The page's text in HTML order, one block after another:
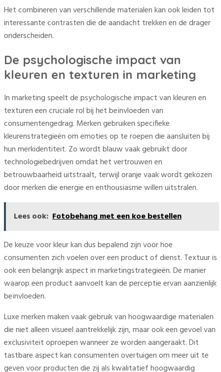
Het combineren van verschillende materialen kan ook leiden tot
interessante contrasten die de aandacht trekken en de drager
onderscheiden.
De psychologische impact van
kleuren en texturen in marketing
In marketing speelt de psychologische impact van kleuren en
texturen een cruciale rol bij het beïnvloeden van
consumentengedrag. Merken gebruiken specifieke
kleurenstrategieën om emoties op te roepen die aansluiten bij
hun merkidentiteit. Zo wordt blauw vaak gebruikt door
technologiebedrijven omdat het vertrouwen en
betrouwbaarheid uitstraalt, terwijl oranje vaak wordt gekozen
door merken die energie en enthousiasme willen uitstralen.
Lees ook: Fotobehang met een koe bestellen
De keuze voor kleur kan dus bepalend zijn voor hoe
consumenten zich voelen over een product of dienst. Textuur is
ook een belangrijk aspect in marketingstrategieën. De manier
waarop een product aanvoelt kan de perceptie ervan aanzienlijk
beïnvloeden.
Luxe merken maken vaak gebruik van hoogwaardige materialen
die niet alleen visueel aantrekkelijk zijn, maar ook een gevoel van
exclusiviteit oproepen wanneer ze worden aangeraakt. Dit
tastbare aspect kan consumenten overtuigen om meer uit te
geven voor producten die zij als kwalitatief hoogwaardig